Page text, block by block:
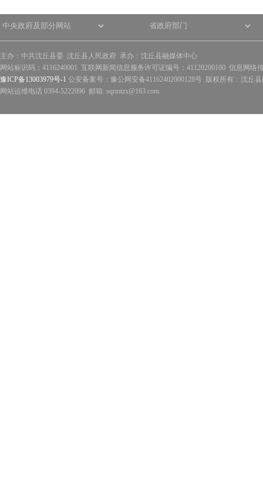
主办：中共沈丘县委 沈丘县人民政府 承办：沈丘县融媒体中心
网站标识码：4116240001 互联网新闻信息服务许可证编号：41120200100 信息网络
豫ICP备13003979号-1 公安备案号：豫公网安备41162402000128号 版权所有：沈丘
网站运维电话 0394-5222096 邮箱: sqrmtzx@163.com